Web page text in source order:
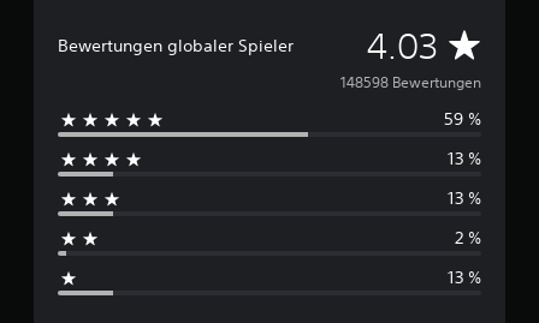
Bewertungen globaler Spieler 4.03 D
u
r
c
h
s
148598 Bewertungen
59 %
13 %
13 %
2 %
13 %